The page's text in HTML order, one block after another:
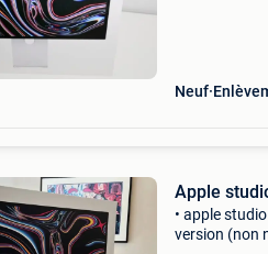
Neuf
Apple
• apple
version (non